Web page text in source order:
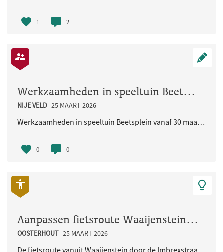
1 2
Werkzaamheden in speeltuin Beetsplein vanaf 30 maart 2026
NIJE VELD 25 MAART 2026
Werkzaamheden in speeltuin Beetsplein vanaf 30 maart 2026
0 0
Aanpassen fietsroute Waaijenstein - Imbrexstraat - Terralaan inclusief oversteek busbaan
OOSTERHOUT 25 MAART 2026
De fietsroute vanuit Waaijenstein door de Imbrexstraat naar de Terralaan/busbaan is onduidelijk en..